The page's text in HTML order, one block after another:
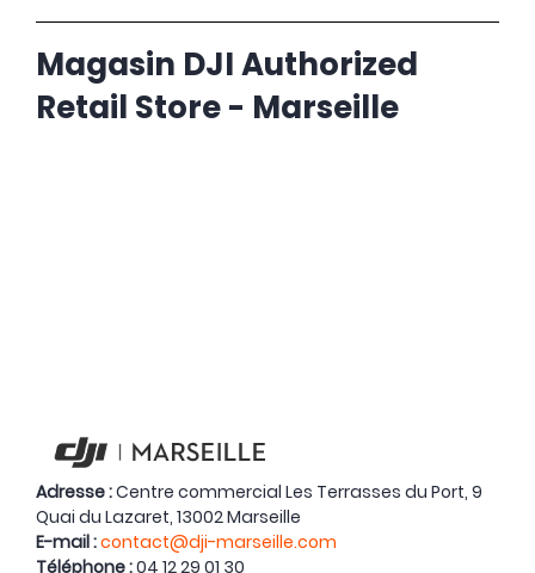
Magasin DJI Authorized
Retail Store - Marseille
Adresse :Centre commercial Les Terrasses du Port, 9
Quai du Lazaret, 13002 Marseille
E-mail :contact@dji-marseille.com
Téléphone :04 12 29 01 30